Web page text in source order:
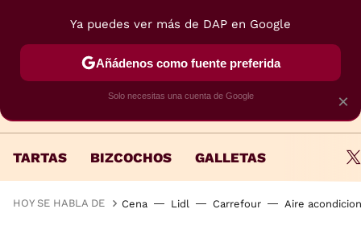
TARTAS BIZCOCHOS GALLETAS
HOY SE HABLA DE Cena Lidl Carrefour Aire
×
Ya puedes ver más de DAP en Google
Añádenos como fuente preferida
Solo necesitas una cuenta de Google